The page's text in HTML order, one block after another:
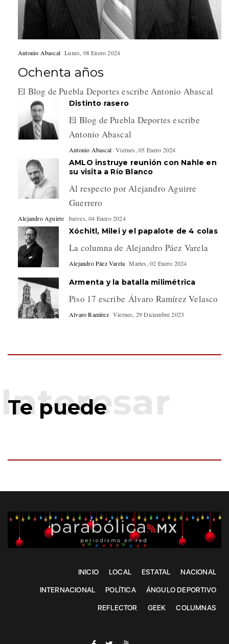
Antonio Abascal Lunes, 08 Enero 2024
Ochenta años
El Blog de Puebla Deportes escribe Antonio Abascal
Distinto rasero
El Blog de Puebla Deportes escribe
Antonio Abascal
Antonio Abascal Viernes, 05 Enero 2024
AMLO instruye reunión con Nahle en
su visita a Río Blanco
Al respecto por Alejandro Aguirre
Guerrero
Alejandro Aguirre Jueves, 04 Enero 2024
Xóchitl, Milei y el papalote de 4 colas
La columna de Alejandro Páez Varela
Alejandro Páez Varela Martes, 02 Enero 2024
Armenta y la batalla milimétrica
Piso 17 escribe Álvaro Ramírez Velasco
Alvaro Ramírez Viernes, 29 Diciembre 2023
Te puede
INICIO LOCAL ESTATAL NACIONAL
INTERNACIONAL POLÍTICA ÁNGULO DEPORTIVO
REFLECTOR GEEK COLUMNAS